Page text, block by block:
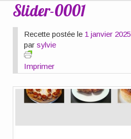
Slider-0001
Recette postée le 1 janvier 2025
parsylvie
Imprimer